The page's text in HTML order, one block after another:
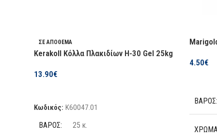
ΔΙΑΣΤΆΣΕΙΣ
2X3m
ΣΕ ΑΠΌΘΕΜΑ
Kerakoll Κόλλα Πλακιδίων H-30 Gel 25kg
13.90€
Κωδικός: K60047.01
ΒΆΡΟΣ 25 κ.
4.50€
ΒΆΡΟΣ
ΧΡΏΜΑ